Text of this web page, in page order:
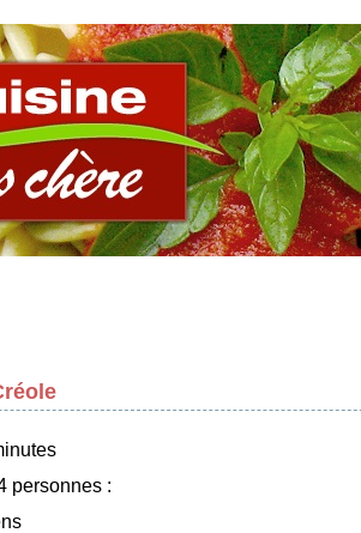
personnes :